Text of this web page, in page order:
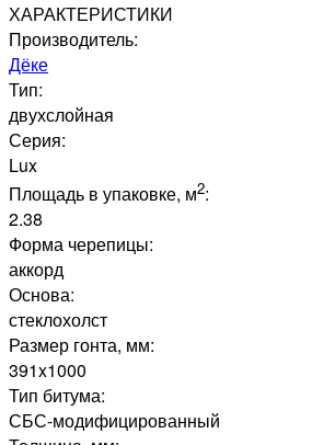
ХАРАКТЕРИСТИКИ
Производитель:
Дёке
Тип:
двухслойная
Серия:
Lux
Площадь в упаковке, м2:
2.38
Форма черепицы:
аккорд
Основа:
стеклохолст
Размер гонта, мм:
391x1000
Тип битума:
СБС-модифицированный